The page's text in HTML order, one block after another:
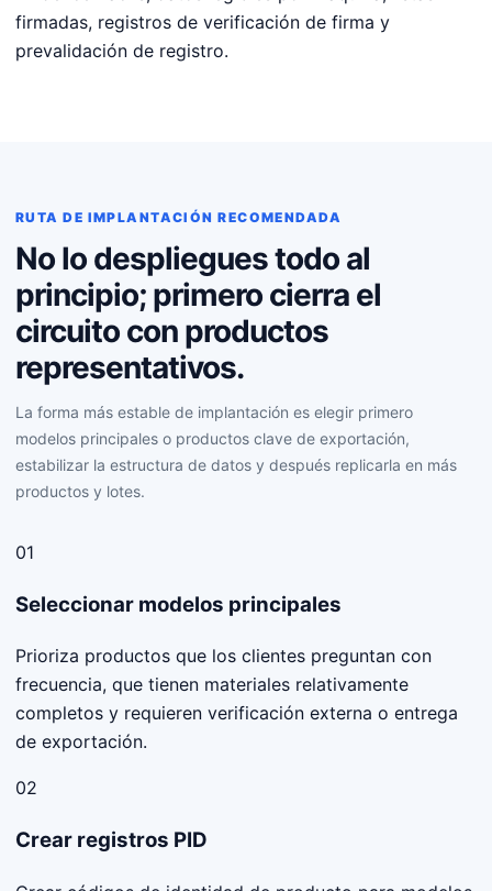
firmadas, registros de verificación de firma y
prevalidación de registro.
RUTA DE IMPLANTACIÓN RECOMENDADA
No lo despliegues todo al
principio; primero cierra el
circuito con productos
representativos.
La forma más estable de implantación es elegir primero
modelos principales o productos clave de exportación,
estabilizar la estructura de datos y después replicarla en más
productos y lotes.
01
Seleccionar modelos principales
Prioriza productos que los clientes preguntan con
frecuencia, que tienen materiales relativamente
completos y requieren verificación externa o entrega
de exportación.
02
Crear registros PID